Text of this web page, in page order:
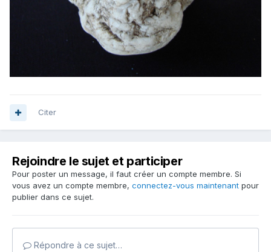
Citer
Rejoindre le sujet et participer
Pour poster un message, il faut créer un compte membre. Si
vous avez un compte membre, connectez-vous maintenant pour
publier dans ce sujet.
Répondre à ce sujet…